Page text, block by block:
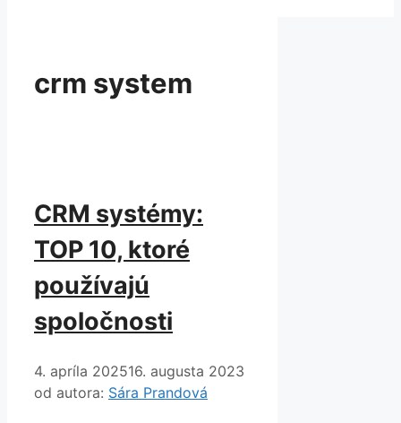
crm system
CRM systémy:
TOP 10, ktoré
používajú
spoločnosti
4. apríla 202516. augusta 2023
od autora: Sára Prandová